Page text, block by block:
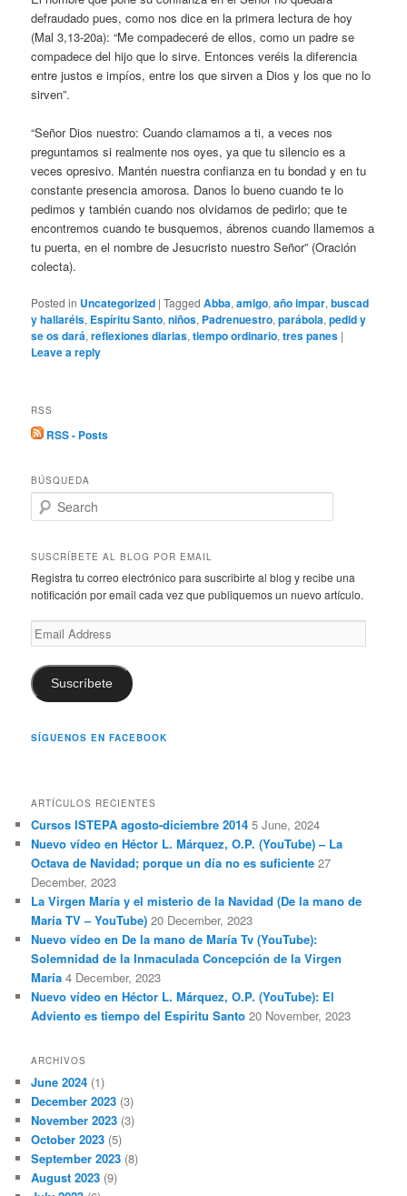
defraudado pues, como nos dice en la primera lectura de hoy
(Mal 3,13-20a): “Me compadeceré de ellos, como un padre se
compadece del hijo que lo sirve. Entonces veréis la diferencia
entre justos e impíos, entre los que sirven a Dios y los que no lo
sirven”.
“Señor Dios nuestro: Cuando clamamos a ti, a veces nos
preguntamos si realmente nos oyes, ya que tu silencio es a
veces opresivo. Mantén nuestra confianza en tu bondad y en tu
constante presencia amorosa. Danos lo bueno cuando te lo
pedimos y también cuando nos olvidamos de pedirlo; que te
encontremos cuando te busquemos, ábrenos cuando llamemos a
tu puerta, en el nombre de Jesucristo nuestro Señor” (Oración
colecta).
Posted in Uncategorized |Tagged Abba,amigo,año impar,buscad
y hallaréis, Espíritu Santo,niños, Padrenuestro,parábola,pedid y
se os dará,reflexiones diarias,tiempo ordinario,tres panes |
Leave a reply
RSS
RSS - Posts
BÚSQUEDA
e
r
h
SUSCRÍBETE AL BLOG POR EMAIL
Registra tu correo electrónico para suscribirte al blog y recibe una
notificación por email cada vez que publiquemos un nuevo artículo.
Email
Address
Suscríbete
SÍGUENOS EN FACEBOOK
ARTÍCULOS RECIENTES
Cursos ISTEPA agosto-diciembre 2014 5 June, 2024
Nuevo vídeo en Héctor L. Márquez, O.P. (YouTube) – La
Octava de Navidad; porque un día no es suficiente 27
December, 2023
La Virgen María y el misterio de la Navidad (De la mano de
María TV – YouTube) 20 December, 2023
Nuevo vídeo en De la mano de María Tv (YouTube):
Solemnidad de la Inmaculada Concepción de la Virgen
María 4 December, 2023
Nuevo vídeo en Héctor L. Márquez, O.P. (YouTube): El
Adviento es tiempo del Espíritu Santo 20 November, 2023
ARCHIVOS
June 2024 (1)
December 2023 (3)
November 2023 (3)
October 2023 (5)
September 2023 (8)
August 2023 (9)